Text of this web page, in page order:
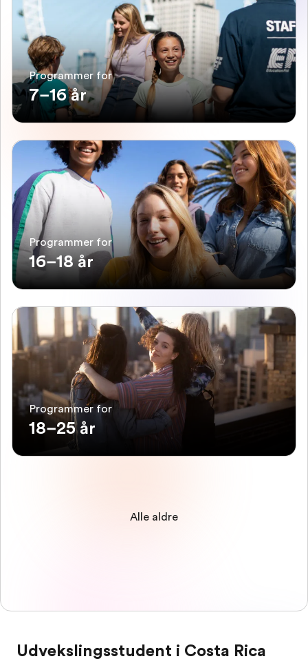
Programmer for
7–16 år
Programmer for
16–18 år
Programmer for
18–25 år
Alle aldre
Udvekslingsstudent i Costa Rica